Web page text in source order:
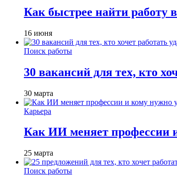
Как быстрее найти работу
16 июня
Поиск работы
30 вакансий для тех, кто
30 марта
Карьера
Как ИИ меняет профессии
25 марта
Поиск работы